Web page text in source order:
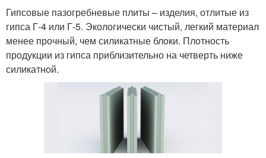
Гипсовые пазогребневые плиты – изделия, отлитые из
гипса Г-4 или Г-5. Экологически чистый, легкий материал
менее прочный, чем силикатные блоки. Плотность
продукции из гипса приблизительно на четверть ниже
силикатной.